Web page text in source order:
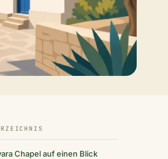
Chapel auf einen Blick